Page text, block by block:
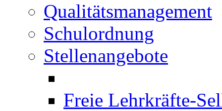
Qualitätsmanagement
Schulordnung
Stellenangebote
Freie Lehrkräfte-